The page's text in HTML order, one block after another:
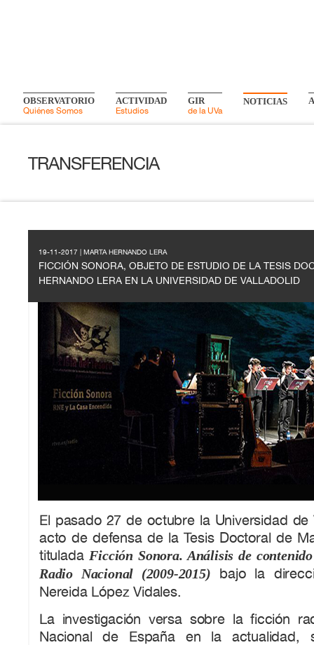
OBSERVATORIO
Quiénes Somos
ACTIVIDAD
Estudios
GIR
de la UVa
NOTICIAS
TRANSFERENCIA
19-11-2017 | MARTA HERNANDO LERA
FICCIÓN SONORA, OBJETO DE ESTUDIO DE LA TESIS
HERNANDO LERA EN LA UNIVERSIDAD DE VALLADOLID
El pasado 27 de octubre la Universidad de
acto de defensa de la Tesis Doctoral de
titulada Ficción Sonora. Análisis de
Radio Nacional (2009-2015) bajo la
Nereida López Vidales.
La investigación versa sobre la ficción
Nacional de España en la actualidad,